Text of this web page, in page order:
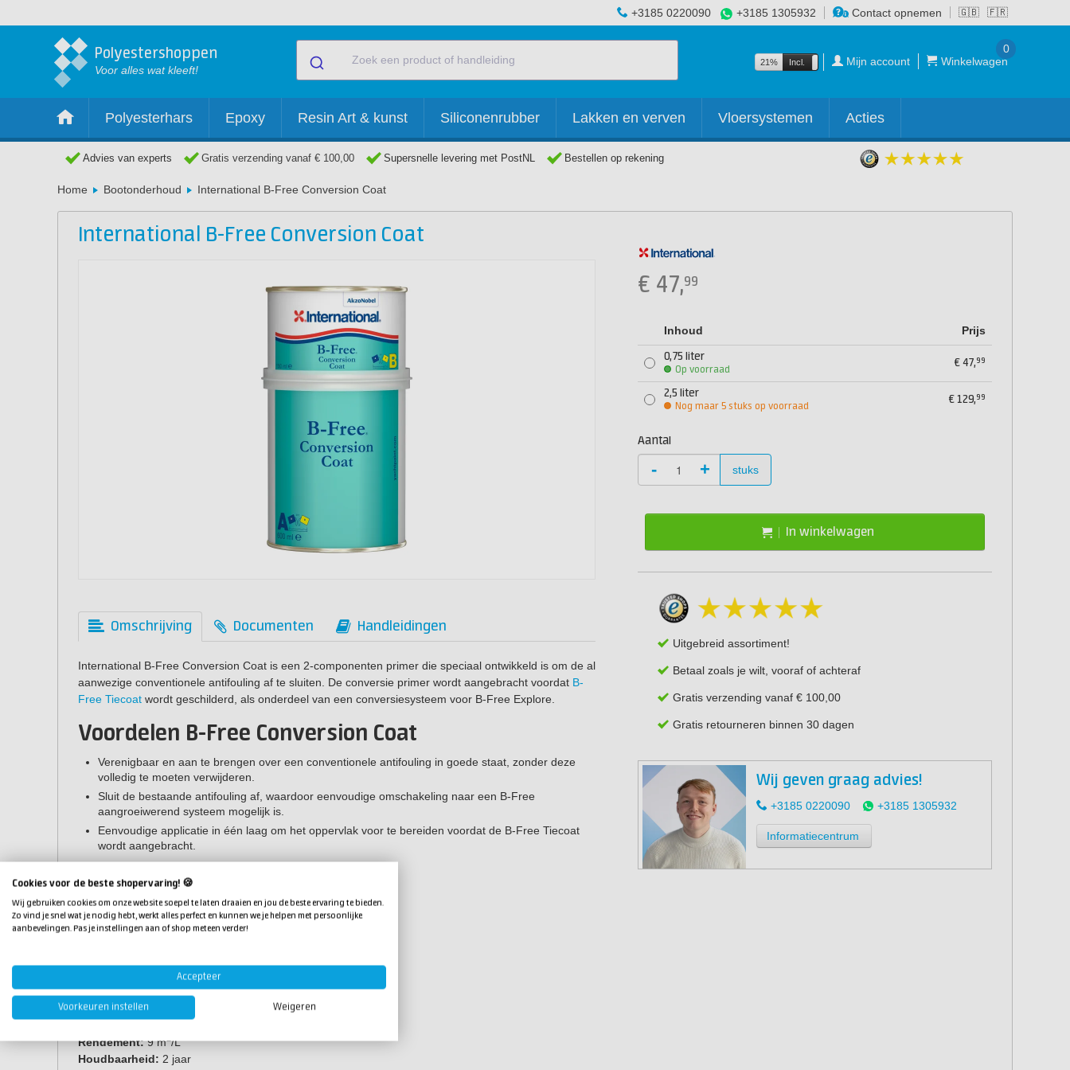
🇬🇧 🇫🇷
+3185 0220090 +3185 1305932 Contact opnemen
Polyestershoppen
Voor alles wat kleeft!
21% Incl. Excl. Mijn account Winkelwagen
0
Polyesterhars Epoxy Resin Art & kunst Siliconenrubber Lakken en verven Vloersystemen Acties
Advies van experts Gratis verzending vanaf € 100,00 Supersnelle levering met PostNL Bestellen op rekening
Home Bootonderhoud International B-Free Conversion Coat
International B-Free Conversion Coat
Omschrijving Documenten Handleidingen
International B-Free Conversion Coat is een 2-componenten primer die speciaal ontwikkeld is om de al
aanwezige conventionele antifouling af te sluiten. De conversie primer wordt aangebracht voordat B-
Free Tiecoat wordt geschilderd, als onderdeel van een conversiesysteem voor B-Free Explore.
Voordelen B-Free Conversion Coat
Verenigbaar en aan te brengen over een conventionele antifouling in goede staat, zonder deze
volledig te moeten verwijderen.
Sluit de bestaande antifouling af, waardoor eenvoudige omschakeling naar een B-Free
aangroeiwerend systeem mogelijk is.
Eenvoudige applicatie in één laag om het oppervlak voor te bereiden voordat de B-Free Tiecoat
wordt aangebracht.
Eigenschappen
Verpakking: 750 ml & 2,5 liter
Kleur:grijs
Aanbevolen lagen:1 laag
Kleefvrij:2 uur (bij 25°C)
Verwerkingstijd:
Rendement:9 m /L
Houdbaarheid: 2 jaar
€ 47,99
Inhoud Prijs
0,75 liter
Op voorraad
€47,99
2,5 liter
Nog maar 5 stuks op voorraad
€129,99
Aantal
- + stuks
In winkelwagen
Uitgebreid assortiment!
Betaal zoals je wilt, vooraf of achteraf
Gratis verzending vanaf € 100,00
Gratis retourneren binnen 30 dagen
Wij geven graag advies!
+3185 0220090 +3185 1305932
Informatiecentrum
Cookies voor de beste shopervaring! 🍪
Wij gebruiken cookies om onze website soepel te laten draaien en jou de beste ervaring te bieden.
Zo vind je snel wat je nodig hebt, werkt alles perfect en kunnen we je helpen met persoonlijke
aanbevelingen. Pas je instellingen aan of shop meteen verder!
Accepteer
Voorkeuren instellen Weigeren